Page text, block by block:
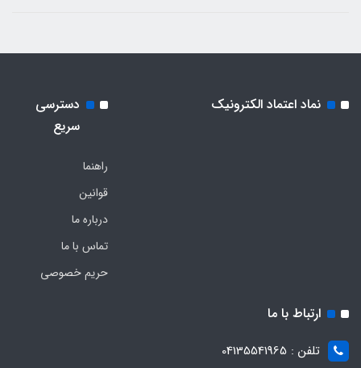
نماد اعتماد الکترونیک
دسترسی
سریع
راهنما
قوانین
درباره ما
تماس با ما
حریم خصوصی
ارتباط با ما
تلفن : 04135541965